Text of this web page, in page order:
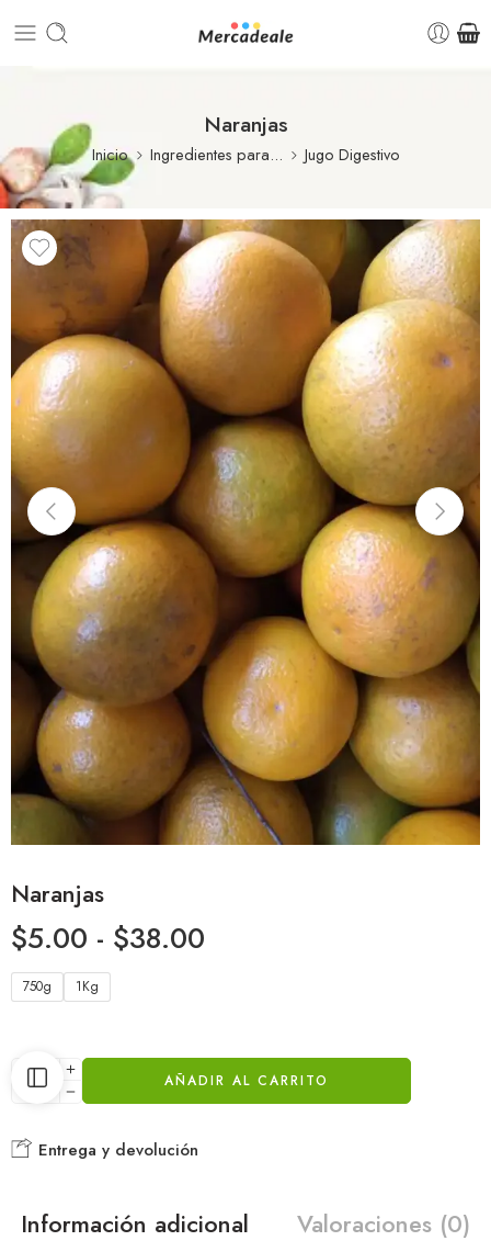
Naranjas
Inicio Ingredientes para... Jugo Digestivo
Naranjas
$5.00 - $38.00
750g 1Kg
AÑADIR AL CARRITO
Entrega y devolución
Información adicional Valoraciones (0)